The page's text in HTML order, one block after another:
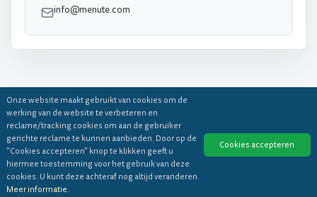
info@menute.com
Onze website maakt gebruikt van cookies om de
werking van de website te verbeteren en
reclame/tracking cookies om aan de gebruiker
gerichte reclame te kunnen aanbieden. Door op de
"Cookies accepteren" knop te klikken geeft u
hiermee toestemming voor het gebruik van deze
cookies. U kunt deze achteraf nog altijd veranderen.
Meer informatie.
Cookies accepteren